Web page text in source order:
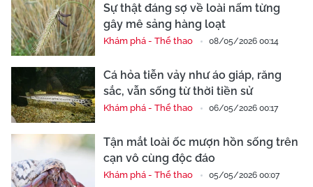
Sự thật đáng sợ về loài nấm từng
gây mê sảng hàng loạt
Khám phá - Thể thao 08/05/2026 00:14
Cá hỏa tiễn vảy như áo giáp, răng
sắc, vẫn sống từ thời tiền sử
Khám phá - Thể thao 06/05/2026 00:17
Tận mắt loài ốc mượn hồn sống trên
cạn vô cùng độc đáo
Khám phá - Thể thao 05/05/2026 00:07